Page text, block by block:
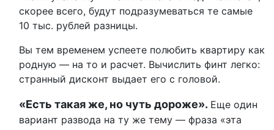
скорее всего, будут подразумеваться те самые
10 тыс. рублей разницы.
Вы тем временем успеете полюбить квартиру как
родную — на то и расчет. Вычислить финт легко:
странный дисконт выдает его с головой.
«Есть такая же, но чуть дороже». Еще один
вариант развода на ту же тему — фраза «эта